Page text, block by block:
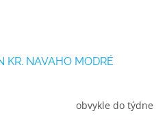
KR. NAVAHO MODRÉ
obvykle do týdne